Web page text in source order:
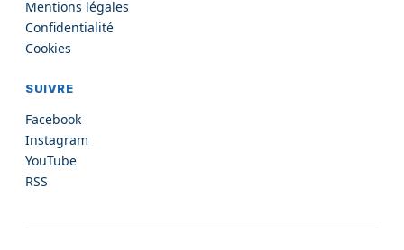
Mentions légales
Confidentialité
Cookies
SUIVRE
Facebook
Instagram
YouTube
RSS